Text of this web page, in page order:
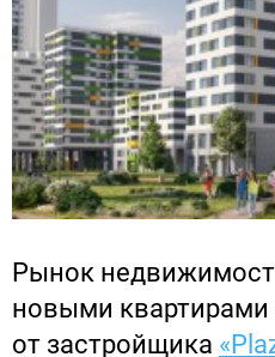
Рынок
новыми квартирами
от застройщика